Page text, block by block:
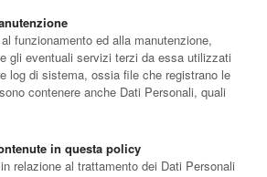
funzionamento ed alla manutenzione,
gli eventuali servizi terzi da essa utilizzati
log di sistema, ossia file che registrano le
contenere anche Dati Personali, quali
in questa policy
relazione al trattamento dei Dati Personali